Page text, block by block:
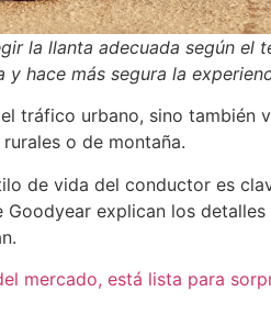
la llanta adecuada según el
hace más segura la
tráfico urbano, sino también
o de montaña.
de vida del conductor es
explican los
mercado, está lista para